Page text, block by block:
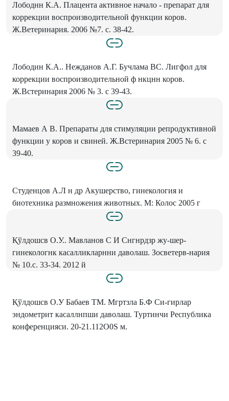
Лободнн К.А. Плацента активное начало - препарат для
коррекции воспроизводительной функции коров.
Ж.Ветеринария. 2006 №7. с. 38-42.
Лободин К.А.. Нежданов А.Г. Бучлама ВС. Лигфол для
коррекции воспроизводительной ф нкцнн коров.
Ж.Встеринария 2006 № 3. с 39-43.
Мамаев А В. Препараты для стимуляции репродуктивной
функции у коров и свиней. Ж.Встеринария 2005 № 6. с
39-40.
Студенцов А.Л н др Акушерство, гинекология и
биотехника размножения животных. М: Колос 2005 г
Қўлдошсв О.У.. Мавланов С И Снгнрдзр жу-шер-
гинекологнк касалликларнни даволаш. Зосветерв-нария
№ 10.с. 33-34. 2012 й
Қўлдошсв О.У Бабаев ТМ. Мгртзла Б.Ф Си-гирлар
эндометрит касаллнпши даволаш. Туртинчи Республика
конференцияси. 20-21.112O0S м.